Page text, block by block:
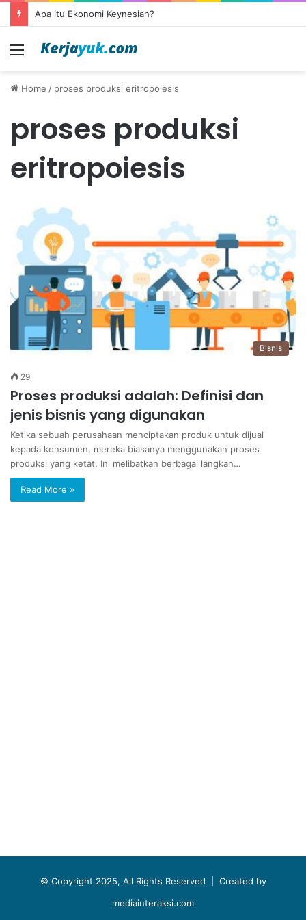
Apa itu Ekonomi Keynesian?
Menu
Home / proses produksi eritropoiesis
proses produksi
eritropoiesis
Bisnis
29
Proses produksi adalah: Definisi dan
jenis bisnis yang digunakan
Ketika sebuah perusahaan menciptakan produk untuk dijual
kepada konsumen, mereka biasanya menggunakan proses
produksi yang ketat. Ini melibatkan berbagai langkah…
Read More »
© Copyright 2025, All Rights Reserved | Created by
mediainteraksi.com